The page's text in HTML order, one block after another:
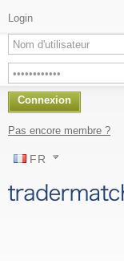
Login
Connexion
Pas encore membre ?
FR